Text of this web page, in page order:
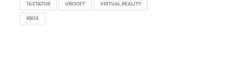
TASTATUR UBISOFT VIRTUAL REALITY
XBOX